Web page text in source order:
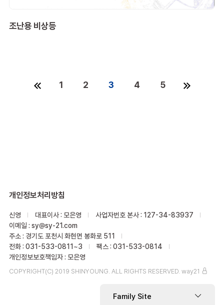
조난용 비상등
1 2 3(current)
4 5
개인정보처리방침
신영 대표이사 : 모은영
사업자번호 본사 : 127-34-83937
이메일 : sy@sy-21.com
주소 : 경기도 포천시 화현면 봉화로 511
전화 : 031-533-0811~3
팩스 : 031-533-0814
개인정보보호책임자 : 모은영
COPYRIGHT(C) 2019 SHINYOUNG. ALL RIGHTS RESERVED. way21
Family Site